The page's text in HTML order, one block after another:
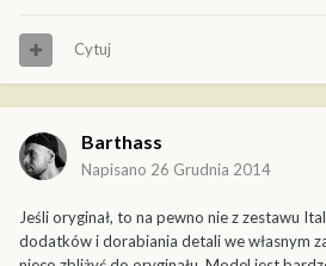
Cytuj
Barthass
Napisano 26 Grudnia 2014
Jeśli oryginał, to na pewno nie z zestawu
dodatków i dorabiania detali we własnym